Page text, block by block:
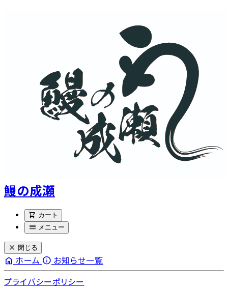
鰻の成瀬
shopping_cart カート
menu メニュー
close 閉じる
home ホーム info お知らせ一覧
プライバシーポリシー